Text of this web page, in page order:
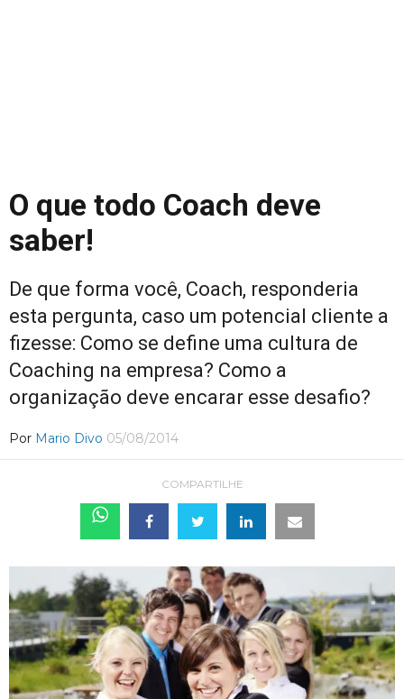
O que todo Coach deve
saber!
De que forma você, Coach, responderia
esta pergunta, caso um potencial cliente a
fizesse: Como se define uma cultura de
Coaching na empresa? Como a
organização deve encarar esse desafio?
Por Mario Divo 05/08/2014
COMPARTILHE